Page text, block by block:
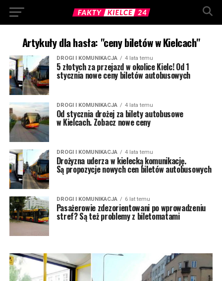
Artykuły dla hasła: "ceny biletów w Kielcach"
DROGI I KOMUNIKACJA 4 lata temu
5 złotych za przejazd w okolice Kielc! Od 1
stycznia nowe ceny biletów autobusowych
DROGI I KOMUNIKACJA 4 lata temu
Od stycznia drożej za bilety autobusowe
w Kielcach. Zobacz nowe ceny
DROGI I KOMUNIKACJA 4 lata temu
Drożyzna uderza w kielecką komunikację.
Są propozycje nowych cen biletów autobusowych
DROGI I KOMUNIKACJA 6 lat temu
Pasażerowie zdezorientowani po wprowadzeniu
stref? Są też problemy z biletomatami